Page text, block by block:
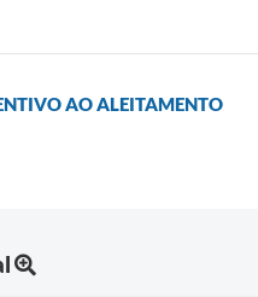
AO ALEITAMENTO